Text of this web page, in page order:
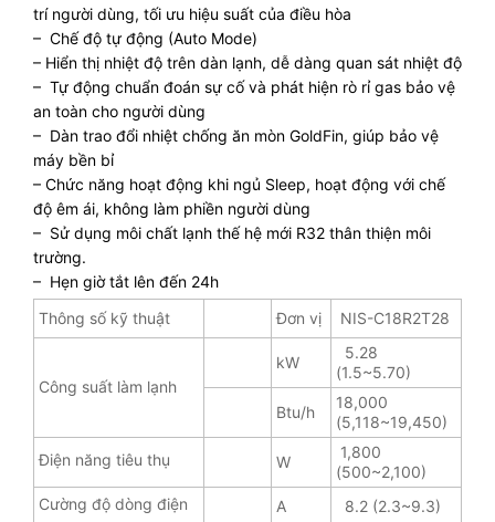
trí người dùng, tối ưu hiệu suất của điều hòa
– Chế độ tự động (Auto Mode)
– Hiển thị nhiệt độ trên dàn lạnh, dễ dàng quan sát nhiệt độ
– Tự động chuẩn đoán sự cố và phát hiện rò rỉ gas bảo vệ
an toàn cho người dùng
– Dàn trao đổi nhiệt chống ăn mòn GoldFin, giúp bảo vệ
máy bền bỉ
– Chức năng hoạt động khi ngủ Sleep, hoạt động với chế
độ êm ái, không làm phiền người dùng
– Sử dụng môi chất lạnh thế hệ mới R32 thân thiện môi
trường.
– Hẹn giờ tắt lên đến 24h
Thông số kỹ thuật
Đơn vị NIS-C18R2T28
Công suất làm lạnh
kW
5.28
(1.5~5.70)
Btu/h
18,000
(5,118~19,450)
Điện năng tiêu thụ
W
1,800
(500~2,100)
Cường độ dòng điện
A 8.2 (2.3~9.3)